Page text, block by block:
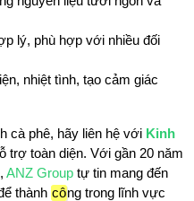
lý, phù hợp với nhiều đối
nhiệt tình, tạo cảm giác
cà phê, hãy liên hệ với Kinh
trợ toàn diện. Với gần 20 năm
ANZ Group tự tin mang đến
thành công trong lĩnh vực